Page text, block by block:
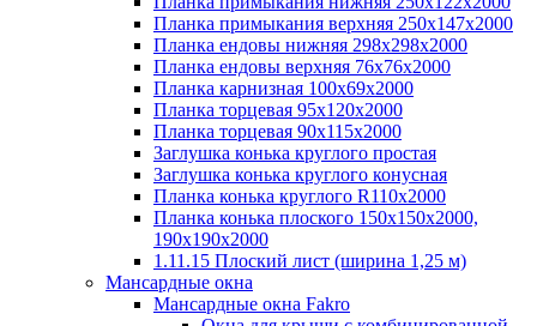
Планка примыкания верхняя 250х147х2000
Планка ендовы нижняя 298х298х2000
Планка ендовы верхняя 76х76х2000
Планка карнизная 100х69х2000
Планка торцевая 95х120х2000
Планка торцевая 90х115х2000
Заглушка конька круглого простая
Заглушка конька круглого конусная
Планка конька круглого R110x2000
Планка конька плоского 150х150х2000,
190х190х2000
1.11.15 Плоский лист (ширина 1,25 м)
Мансардные окна
Мансардные окна Fakro